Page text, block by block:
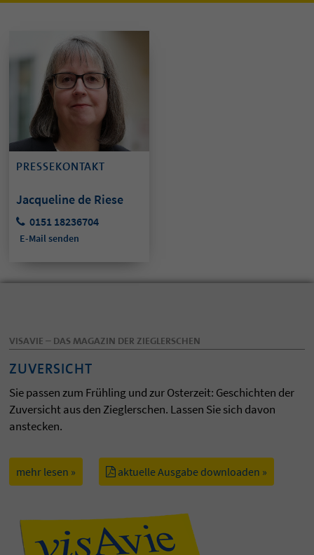
PRESSEKONTAKT
Jacqueline de Riese
0151 18236704
E-Mail senden
VISAVIE – DAS MAGAZIN DER ZIEGLERSCHEN
ZUVERSICHT
Sie passen zum Frühling und zur Osterzeit: Geschichten der
Zuversicht aus den Zieglerschen. Lassen Sie sich davon
anstecken.
mehr lesen » aktuelle Ausgabe downloaden »